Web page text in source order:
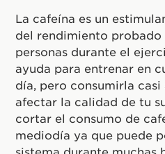
La cafeína es un
del rendimiento
personas durante el
ayuda para entrenar en
día, pero consumirla
afectar la calidad de tu
cortar el consumo de
mediodía ya que puede
sistema durante muchas